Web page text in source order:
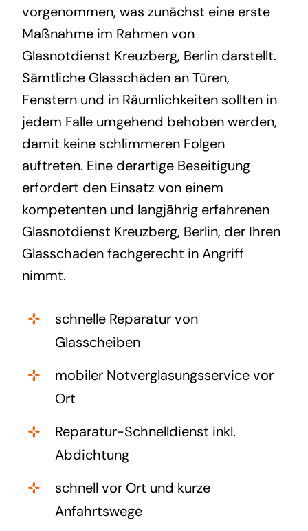
vorgenommen, was zunächst eine erste
Maßnahme im Rahmen von
Glasnotdienst Kreuzberg, Berlin darstellt.
Sämtliche Glasschäden an Türen,
Fenstern und in Räumlichkeiten sollten in
jedem Falle umgehend behoben werden,
damit keine schlimmeren Folgen
auftreten. Eine derartige Beseitigung
erfordert den Einsatz von einem
kompetenten und langjährig erfahrenen
Glasnotdienst Kreuzberg, Berlin, der Ihren
Glasschaden fachgerecht in Angriff
nimmt.
schnelle Reparatur von
Glasscheiben
mobiler Notverglasungsservice vor
Ort
Reparatur-Schnelldienst inkl.
Abdichtung
schnell vor Ort und kurze
Anfahrtswege